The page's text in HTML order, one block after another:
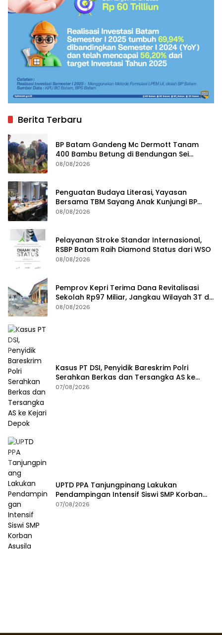
Berita Terbaru
BP Batam Gandeng Mc Dermott Tanam
400 Bambu Betung di Bendungan Sei
Nongsa
08/08/2026
Penguatan Budaya Literasi, Yayasan
Bersama TBM Sayang Anak Kunjungi BP
Batam
08/08/2026
Pelayanan Stroke Standar Internasional,
RSBP Batam Raih Diamond Status dari WSO
08/08/2026
Pemprov Kepri Terima Dana Revitalisasi
Sekolah Rp97 Miliar, Jangkau Wilayah 3T di
Kepri
08/08/2026
Kasus PT DSI, Penyidik Bareskrim Polri
Serahkan Berkas dan Tersangka AS ke
Kejari Depok
07/08/2026
UPTD PPA Tanjungpinang Lakukan
Pendampingan Intensif Siswi SMP Korban
Asusila
07/08/2026